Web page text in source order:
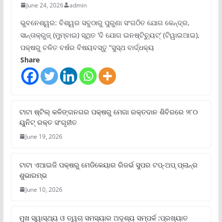
June 24, 2026 admin
ଭୁବନେଶ୍ୱର: ବିଶ୍ୱର ସବୁଠାରୁ ପୁରୁଣା ସଂଗଠିତ ଯୋଗ କେନ୍ଦ୍ର,
ସାନ୍ତାକ୍ରୁଜ୍ (ମୁମ୍ବାଇ) ସ୍ଥିତ ‘ଦି ଯୋଗ ଇନଷ୍ଟିଚ୍ୟୁଟ୍‌’ (ଟିୱାଇଆଇ),
ପକ୍ଷରୁ ଚଳିତ ବର୍ଷର ବିଷୟବସ୍ତୁ “ସୁସ୍ଥ ବାର୍ଦ୍ଧକ୍ୟ
Share
ଟାଟା ଷ୍ଟିଲ୍‌ କଳିଙ୍ଗନଗର ପକ୍ଷରୁ ମେଗା ରକ୍ତଦାନ ଶିବିରରେ ୨୮୦
ୟୁନିଟ୍‌ ରକ୍ତ ସଂଗୃହୀତ
June 19, 2026
ଟାଟା ଏଆଇଜି ପକ୍ଷରୁ ମେଡିକେୟାର ରିଜର୍ଭ ସୁପର ଟପ୍‌-ଅପ୍ ପ୍ଲାନ୍‌ର
ଶୁଭାରମ୍ଭ
June 10, 2026
ମୁଖ ସ୍ୱାସ୍ଥ୍ୟ ଓ ତ୍ୱଚା ସମସ୍ୟାର ଅଦୃଶ୍ୟ ସମ୍ପର୍କ :ପ୍ରଖ୍ୟାତ